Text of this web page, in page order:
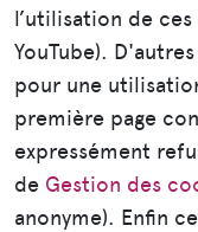
l’utilisation de
YouTube).
pour une
première page
expressément
de Gestion des
anonyme). Enfin